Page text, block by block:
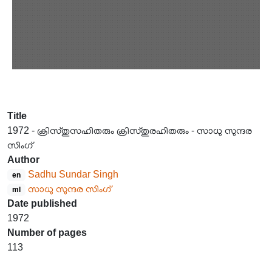
Title
1972 - ക്രിസ്തുസഹിതരും ക്രിസ്തുരഹിതരും - സാധു സുന്ദര
സിംഗ്
Author
en Sadhu Sundar Singh
ml
സാധു സുന്ദര സിംഗ്
Date published
1972
Number of pages
113